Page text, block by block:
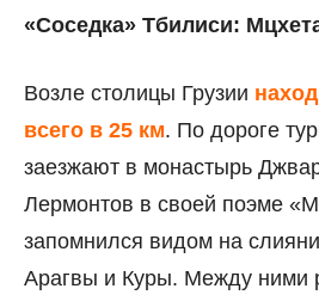
«Соседка» Тбилиси:
Возле столицы Грузии
всего в 25 км. По дороге
заезжают в монастырь
Лермонтов в своей поэме
запомнился видом на
Арагвы и Куры. Между ними